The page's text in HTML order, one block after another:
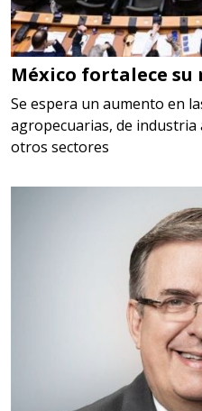
Especificaciones:
cualquiera
Aplicar al
Empresa en
Requiere:
Especificaciones:
HSS, CON
CARBURO,
BROCAS, LIMAS,
Aplicar al
México fortalece su
Se espera un aumento en
agropecuarias, de
otros sectores